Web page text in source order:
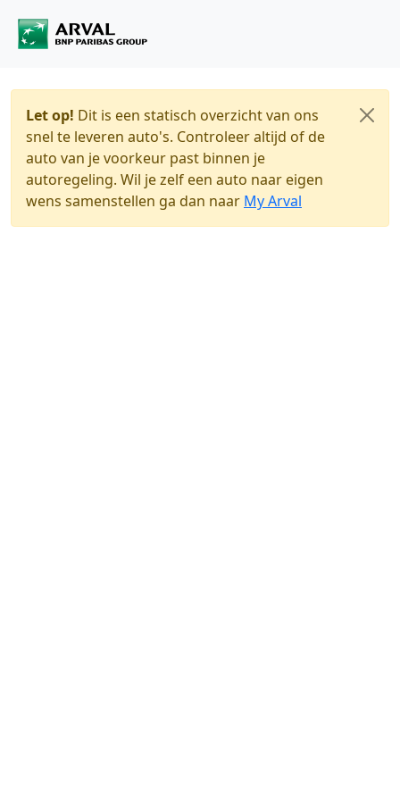
Let op! Dit is een statisch overzicht van ons
snel te leveren auto's. Controleer altijd of de
auto van je voorkeur past binnen je
autoregeling. Wil je zelf een auto naar eigen
wens samenstellen ga dan naar My Arval